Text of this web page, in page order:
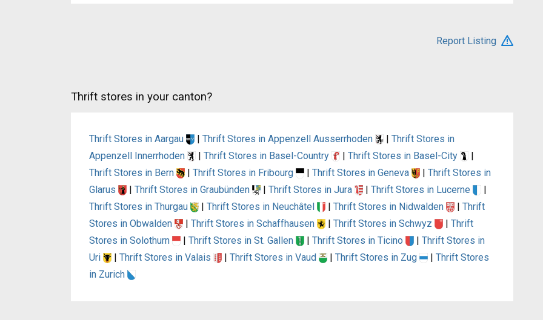
Report Listing
Thrift stores in your canton?
Thrift Stores in Aargau | Thrift Stores in Appenzell Ausserrhoden | Thrift Stores in
Appenzell Innerrhoden
| Thrift Stores in Basel-Country | Thrift Stores in Basel-City
|
Thrift Stores in Bern
| Thrift Stores in Fribourg | Thrift Stores in Geneva | Thrift Stores in
Glarus
| Thrift Stores in Graubünden | Thrift Stores in Jura | Thrift Stores in Lucerne
|
Thrift Stores in Thurgau
| Thrift Stores in Neuchâtel | Thrift Stores in Nidwalden | Thrift
Stores in Obwalden
| Thrift Stores in Schaffhausen | Thrift Stores in Schwyz | Thrift
Stores in Solothurn
| Thrift Stores in St. Gallen | Thrift Stores in Ticino | Thrift Stores in
Uri
| Thrift Stores in Valais | Thrift Stores in Vaud | Thrift Stores in Zug | Thrift Stores
in Zurich